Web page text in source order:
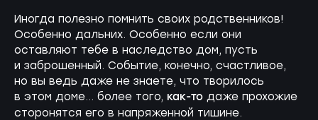
Иногда полезно помнить своих родственников!
Особенно дальних. Особенно если они
оставляют тебе в наследство дом, пусть
и заброшенный. Событие, конечно, счастливое,
но вы ведь даже не знаете, что творилось
в этом доме… более того, как-то даже прохожие
сторонятся его в напряженной тишине.